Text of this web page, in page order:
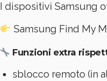
I dispositivi Samsung
Samsung Find My
Funzioni extra
sblocco remoto (in